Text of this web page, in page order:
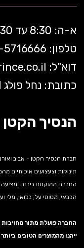
א-ה: 8:30 עד 16:30
טלפון: 050-5 716666
דוא"ל:
כתובת: נחל פולג 1, יבנה, ישראל
הנסיך הקטן
תינוקות וצעצועים איכותיים
החברה ממוקמת ביבנה ומציעה
הכבאי, מטוסי על, בלואי, מלי
החברה פועלת מתוך מחויבות
ייהנו מהמוצרים הטובים